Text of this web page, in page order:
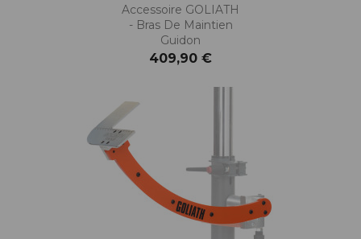
Accessoire GOLIATH
- Bras De Maintien
Guidon
409,90 €